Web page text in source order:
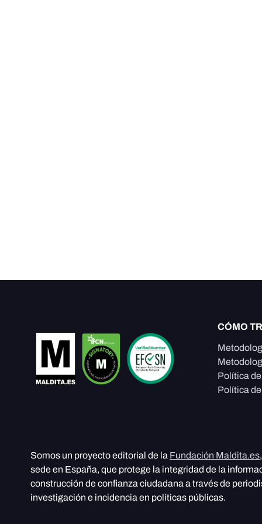
CÓMO
Política
Política
Somos un proyecto editorial de la Fundación Maldita.es
sede en España, que protege la integridad de la
construcción de confianza ciudadana a través de
investigación e incidencia en políticas públicas.